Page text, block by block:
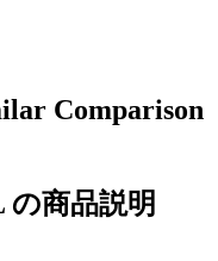
Comparison
商品説明